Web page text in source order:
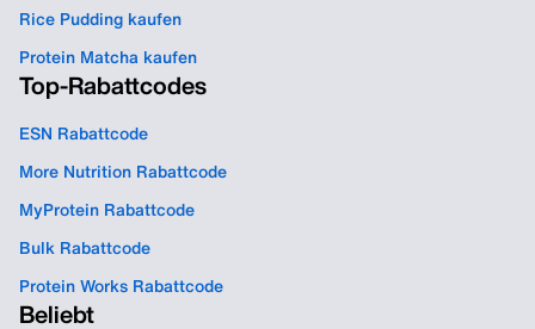
Rice Pudding kaufen
Protein Matcha kaufen
Top-Rabattcodes
ESN Rabattcode
More Nutrition Rabattcode
MyProtein Rabattcode
Bulk Rabattcode
Protein Works Rabattcode
Beliebt